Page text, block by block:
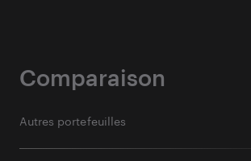
Comparaison
Autres portefeuilles